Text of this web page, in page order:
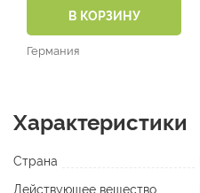
В КОРЗИНУ
Германия
Характеристики
Страна
Действующее вещество